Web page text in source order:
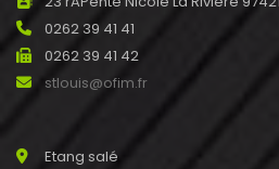
0262 39 41 41
0262 39 41 42
stlouis@ofim.fr
Etang salé